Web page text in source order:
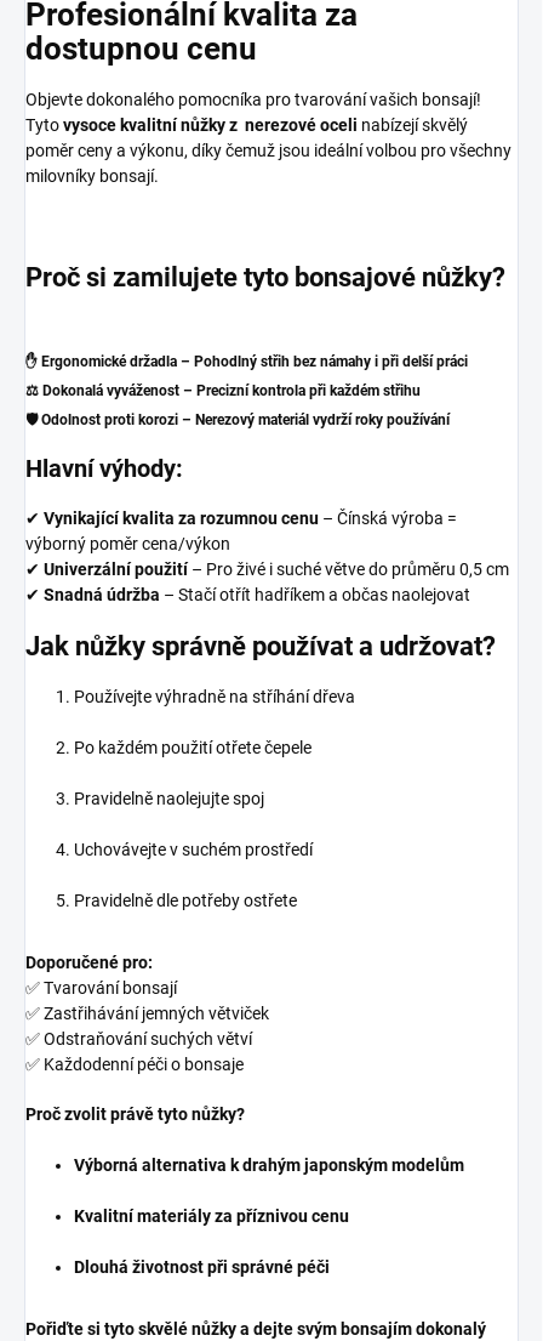
Profesionální kvalita za
dostupnou cenu
Objevte dokonalého pomocníka pro tvarování vašich bonsají!
Tytovysoce kvalitní nůžky z nerezové oceli nabízejí skvělý
poměr ceny a výkonu, díky čemuž jsou ideální volbou pro všechny
milovníky bonsají.
Proč si zamilujete tyto bonsajové nůžky?
✋ Ergonomické držadla – Pohodlný střih bez námahy i při delší práci
⚖️ Dokonalá vyváženost – Precizní kontrola při každém střihu
🛡️Odolnost proti korozi – Nerezový materiál vydrží roky používání
Hlavní výhody:
✔ Vynikající kvalita za rozumnou cenu – Čínská výroba =
výborný poměr cena/výkon
✔ Univerzální použití – Pro živé i suché větve do průměru 0,5 cm
✔ Snadná údržba – Stačí otřít hadříkem a občas naolejovat
Jak nůžky správně používat a udržovat?
Používejte výhradně na stříhání dřeva
Po každém použití otřete čepele
Pravidelně naolejujte spoj
Uchovávejte v suchém prostředí
Pravidelně dle potřeby ostřete
Doporučené pro:
✅ Tvarování bonsají
✅ Zastřihávání jemných větviček
✅ Odstraňování suchých větví
✅ Každodenní péči o bonsaje
Proč zvolit právě tyto nůžky?
Výborná alternativa k drahým japonským modelům
Kvalitní materiály za příznivou cenu
Dlouhá životnost při správné péči
Pořiďte si tyto skvělé nůžky a dejte svým bonsajím dokonalý